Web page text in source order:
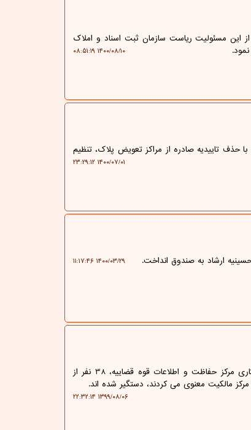
این مسئولیت ریاست سازمان ثبت اسناد و املاک
۱۴۰۰/۰۸/۱۰ ۰۸:۵۱:۱۹
حذف تاییدیه صادره از مراکز تعویض پلاک، تنظیم
۱۴۰۰/۰۷/۰۱ ۲۳:۲۹:۱۲
ارشاد به صندوق انداخت. ۱۴۰۰/۰۳/۲۹ ۱۱:۱۷:۴۶
به گزارش حقوق و قضا رئیس سازمان ثبت اسناد اظهار داشت: با همكاری مركز حفاظت و اطلاعات قوه قضاییه، 38 نفر از
۱۳۹۹/۰۸/۰۶ ۲۲:۳۲:۱۴